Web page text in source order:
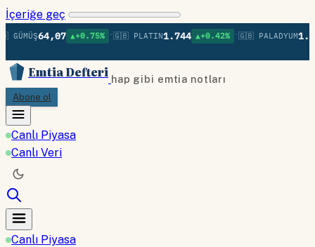
İçeriğe geç
64,07 ▲+0.75% •🇬🇧 PLATIN1.744 ▲+0.42% •🇬🇧 PALADYUM
Emtia Defteri hap gibi emtia notları
Abone ol
Canlı Piyasa
Canlı Veri
Canlı Piyasa